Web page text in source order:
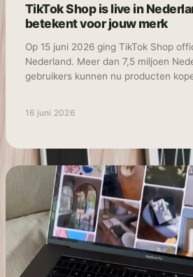
TikTok Shop is live in
betekent voor jouw merk
Op 15 juni 2026 ging TikTok Shop
Nederland. Meer dan 7,5 miljoen
gebruikers kunnen nu producten
lanceerde TikTok Shop ook in België,
landen. Social commerce, waarbij
media samenkomen in één
toekomstmuziek meer, maar
leggen we uit hoe TikTok Shop
voor Nederlandse merken en hoe je
snel kunt instappen.
16 juni 2026